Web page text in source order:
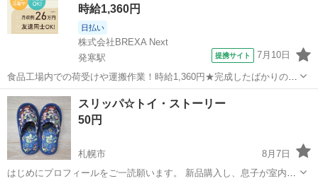
時給1,360円
日払い
株式会社BREXA Next
発寒駅
提携サイト 7月10日
食品工場内での荷受けや運搬作業！時給1,360円★完成したばかりの新
しい工場での勤務◎空調完備で1年中快適作業★日払い制度あり！マイ
カー通勤可！工場敷地内無料駐車場あり！休出ほぼなし！《北海道札
幌市手稲区》 人気の工場のお...
北海道 札幌市 発寒駅 その他
スリッパ☆トイ・ストーリー
50円
札幌市
8月7日
はじめにプロフィールをご一読願います。 新品購入し、息子が室内で